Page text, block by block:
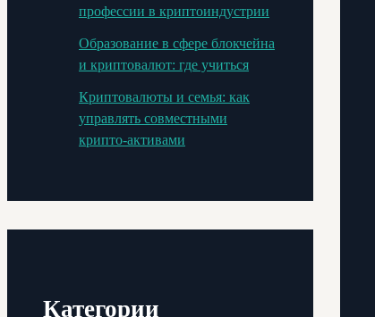
профессии в криптоиндустрии
Образование в сфере блокчейна
и криптовалют: где учиться
Криптовалюты и семья: как
управлять совместными
крипто-активами
Категории